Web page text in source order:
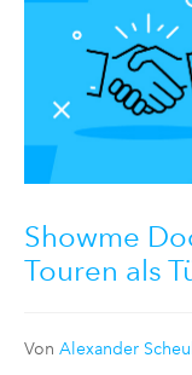
Showme
Touren als
Von Alexander